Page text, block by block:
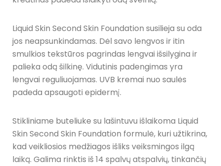
Liquid Skin Second Skin Foundation susilieja su oda
jos neapsunkindamas. Dėl savo lengvos ir itin
smulkios tekstūros pagrindas lengvai išsilygina ir
palieka odą šilkinę. Vidutinis padengimas yra
lengvai reguliuojamas. UVB kremai nuo saulės
padeda apsaugoti epidermį.
Stikliniame buteliuke su lašintuvu išlaikoma Liquid
Skin Second Skin Foundation formulė, kuri užtikrina,
kad veikliosios medžiagos išliks veiksmingos ilgą
laiką. Galima rinktis iš 14 spalvų atspalvių, tinkančių